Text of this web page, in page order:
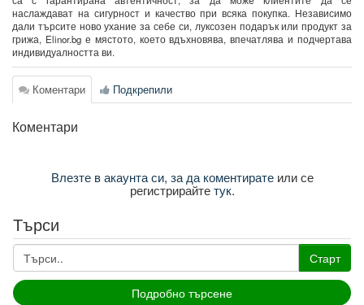
наслаждават на сигурност и качество при всяка покупка. Независимо
дали търсите ново ухание за себе си, луксозен подарък или продукт за
грижа, Elinor.bg е мястото, което вдъхновява, впечатлява и подчертава
индивидуалността ви.
Коментари Подкрепили
Коментари
Влезте в акаунта си, за да коментиратеили се
регистрирайтетук.
Търси
Старт
Подробно търсене